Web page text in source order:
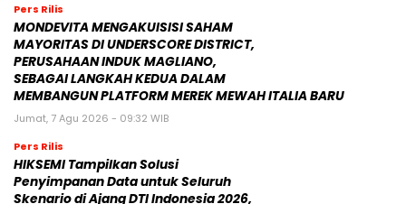
Pers Rilis
MONDEVITA MENGAKUISISI SAHAM
MAYORITAS DI UNDERSCORE DISTRICT,
PERUSAHAAN INDUK MAGLIANO,
SEBAGAI LANGKAH KEDUA DALAM
MEMBANGUN PLATFORM MEREK MEWAH ITALIA BARU
Jumat, 7 Agu 2026 - 09:32 WIB
Pers Rilis
HIKSEMI Tampilkan Solusi
Penyimpanan Data untuk Seluruh
Skenario di Ajang DTI Indonesia 2026,